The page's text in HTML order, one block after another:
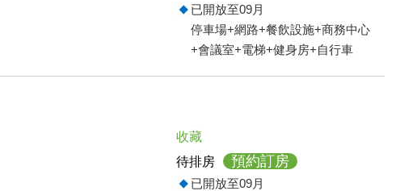
已開放至09月
停車場+網路+餐飲設施+商務中心
+會議室+電梯+健身房+自行車
收藏
待排房
預約訂房
已開放至09月